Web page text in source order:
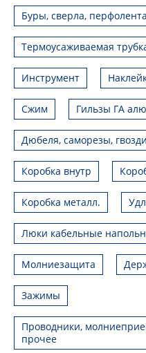
Буры, сверла,
Термоусаживаемая
Инструмент
Сжим Гильзы ГА
Дюбеля, саморезы, гвозди
Коробка внутр
Коробка металл.
Люки кабельные
Молниезащита
Зажимы
Проводники,
прочее